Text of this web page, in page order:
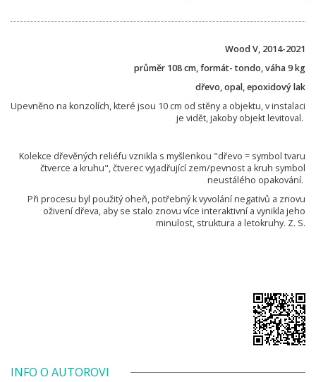
Wood V, 2014-2021
průměr 108 cm, formát- tondo, váha 9 kg
dřevo, opal, epoxidový lak
Upevněno na konzolích, které jsou 10 cm od stěny a objektu, v instalaci
je vidět, jakoby objekt levitoval.
Kolekce dřevěných reliéfu vznikla s myšlenkou "dřevo = symbol tvaru
čtverce a kruhu", čtverec vyjadřující zem/pevnost a kruh symbol
neustálého opakování.
Při procesu byl použitý oheň, potřebný k vyvolání negativů a znovu
oživení dřeva, aby se stalo znovu více interaktivní a vynikla jeho
minulost, struktura a letokruhy. Z. S.
INFO O AUTOROVI